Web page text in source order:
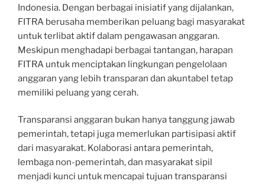
Indonesia. Dengan berbagai inisiatif yang dijalankan,
FITRA berusaha memberikan peluang bagi masyarakat
untuk terlibat aktif dalam pengawasan anggaran.
Meskipun menghadapi berbagai tantangan, harapan
FITRA untuk menciptakan lingkungan pengelolaan
anggaran yang lebih transparan dan akuntabel tetap
memiliki peluang yang cerah.
Transparansi anggaran bukan hanya tanggung jawab
pemerintah, tetapi juga memerlukan partisipasi aktif
dari masyarakat. Kolaborasi antara pemerintah,
lembaga non-pemerintah, dan masyarakat sipil
menjadi kunci untuk mencapai tujuan transparansi